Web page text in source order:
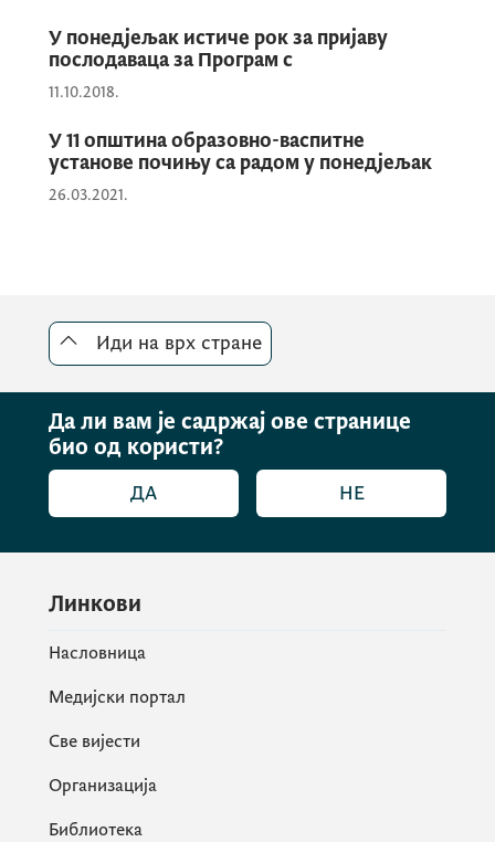
успјеху, истичући важност његовог рада и
доприноса у области иновација и
информационих технологија, а посебно
његов допринос промоцији науке међу
младима.
У понедјељак истиче рок за пријаву
послодаваца за Програм с
11.10.2018.
У 11 општина образовно-васпитне
установе почињу са радом у понедјељак
26.03.2021.
Иди на врх стране
Да ли вам је садржај ове странице
био од користи?
ДА НЕ
Линкови
Насловница
Медијски портал
Све вијести
Организација
Библиотека